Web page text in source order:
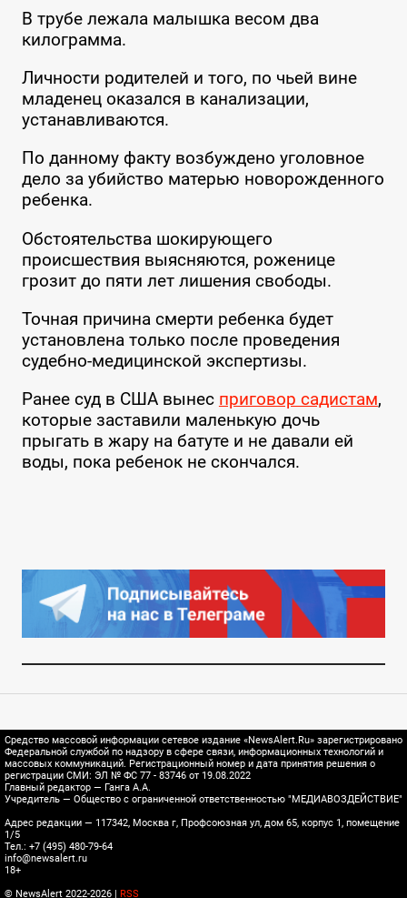
В трубе лежала малышка весом два
килограмма.
Личности родителей и того, по чьей вине
младенец оказался в канализации,
устанавливаются.
По данному факту возбуждено уголовное
дело за убийство матерью новорожденного
ребенка.
Обстоятельства шокирующего
происшествия выясняются, роженице
грозит до пяти лет лишения свободы.
Точная причина смерти ребенка будет
установлена только после проведения
судебно-медицинской экспертизы.
Ранее суд в США вынес приговор садистам,
которые заставили маленькую дочь
прыгать в жару на батуте и не давали ей
воды, пока ребенок не скончался.
Средство массовой информации сетевое издание «NewsAlert.Ru» зарегистрировано
Федеральной службой по надзору в сфере связи, информационных технологий и
массовых коммуникаций. Регистрационный номер и дата принятия решения о
регистрации СМИ: ЭЛ № ФС 77 - 83746 от 19.08.2022
Главный редактор — Ганга А.А.
Учредитель — Общество с ограниченной ответственностью "МЕДИАВОЗДЕЙСТВИЕ"
Адрес редакции — 117342, Москва г, Профсоюзная ул, дом 65, корпус 1, помещение
1/5
Тел.: +7 (495) 480-79-64
info@newsalert.ru
18+
© NewsAlert 2022-2026 | RSS